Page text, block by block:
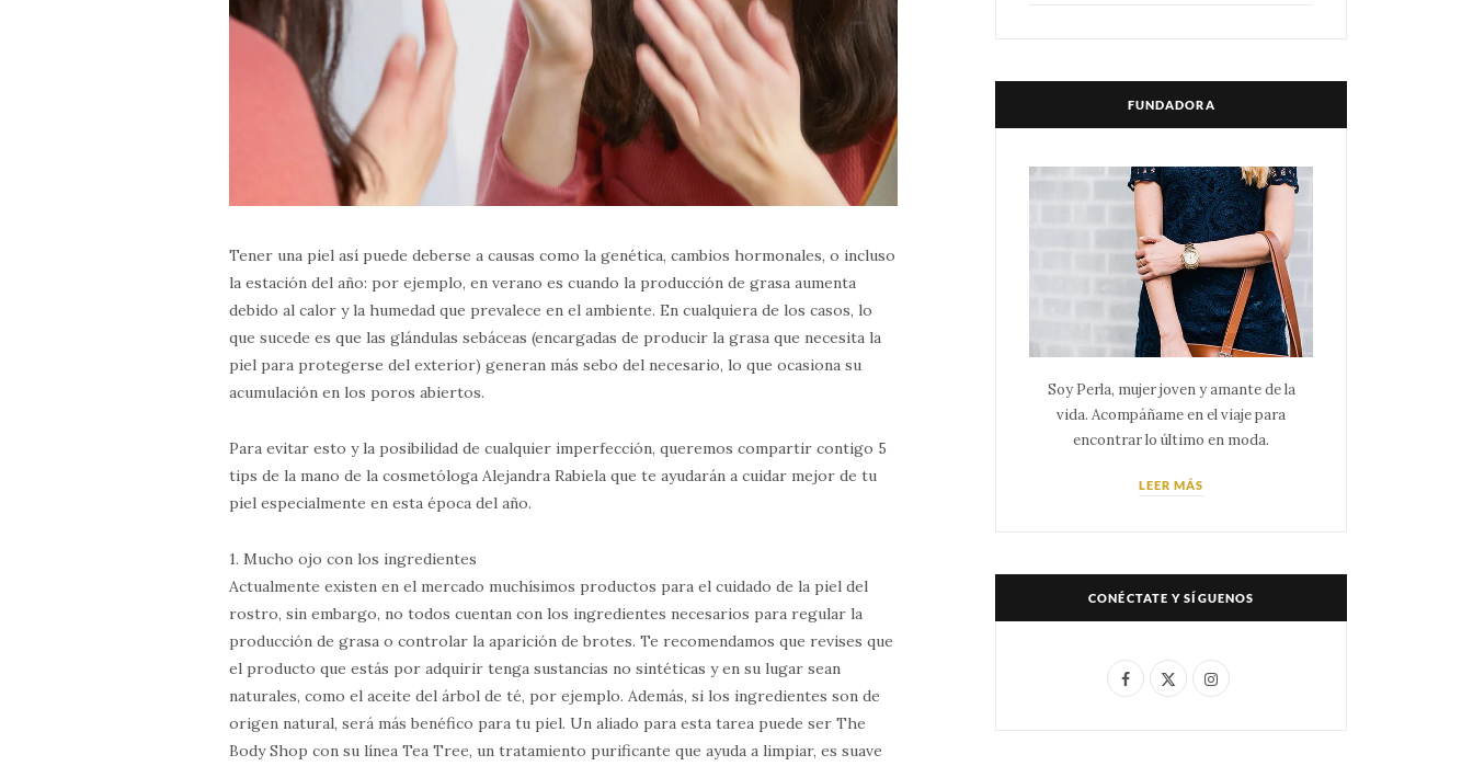
Tener una piel así puede deberse a causas como la genética, cambios hormonales, o incluso
la estación del año: por ejemplo, en verano es cuando la producción de grasa aumenta
debido al calor y la humedad que prevalece en el ambiente. En cualquiera de los casos, lo
que sucede es que las glándulas sebáceas (encargadas de producir la grasa que necesita la
piel para protegerse del exterior) generan más sebo del necesario, lo que ocasiona su
acumulación en los poros abiertos.
Para evitar esto y la posibilidad de cualquier imperfección, queremos compartir contigo 5
tips de la mano de la cosmetóloga Alejandra Rabiela que te ayudarán a cuidar mejor de tu
piel especialmente en esta época del año.
1. Mucho ojo con los ingredientes
Actualmente existen en el mercado muchísimos productos para el cuidado de la piel del
rostro, sin embargo, no todos cuentan con los ingredientes necesarios para regular la
producción de grasa o controlar la aparición de brotes. Te recomendamos que revises que
el producto que estás por adquirir tenga sustancias no sintéticas y en su lugar sean
naturales, como el aceite del árbol de té, por ejemplo. Además, si los ingredientes son de
origen natural, será más benéfico para tu piel. Un aliado para esta tarea puede ser The
Body Shop con su línea Tea Tree, un tratamiento purificante que ayuda a limpiar, es suave
FUNDADORA
Soy Perla, mujer joven y amante de la
vida. Acompáñame en el viaje para
encontrar lo último en moda.
LEER MÁS
CONÉCTATE Y SÍGUENOS
F
X
I